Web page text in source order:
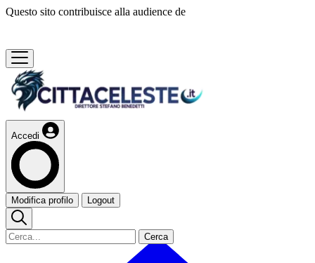
Questo sito contribuisce alla audience de
Accedi
Modifica profilo Logout
Cerca